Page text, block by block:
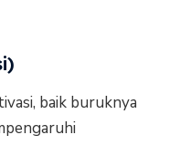
baik buruknya